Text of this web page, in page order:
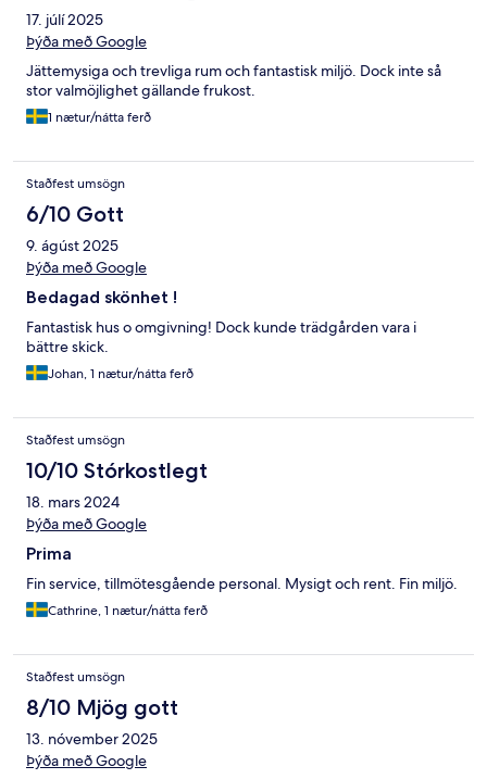
17. júlí 2025
Þýða með Google
Jättemysiga och trevliga rum och fantastisk miljö. Dock inte så
stor valmöjlighet gällande frukost.
1 nætur/nátta ferð
Staðfest umsögn
6/10 Gott
9. ágúst 2025
Þýða með Google
Bedagad skönhet !
Fantastisk hus o omgivning! Dock kunde trädgården vara i
bättre skick.
Johan, 1 nætur/nátta ferð
Staðfest umsögn
10/10 Stórkostlegt
18. mars 2024
Þýða með Google
Prima
Fin service, tillmötesgående personal. Mysigt och rent. Fin miljö.
Cathrine, 1 nætur/nátta ferð
Staðfest umsögn
8/10 Mjög gott
13. nóvember 2025
Þýða með Google